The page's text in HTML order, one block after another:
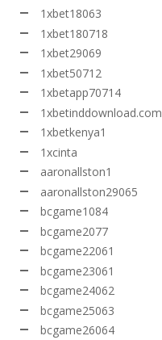
1xbet18063
1xbet180718
1xbet29069
1xbet50712
1xbetapp70714
1xbetinddownload.com
1xbetkenya1
1xcinta
aaronallston1
aaronallston29065
bcgame1084
bcgame2077
bcgame22061
bcgame23061
bcgame24062
bcgame25063
bcgame26064